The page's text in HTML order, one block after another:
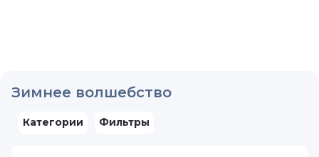
Зимнее волшебство
Категории Фильтры